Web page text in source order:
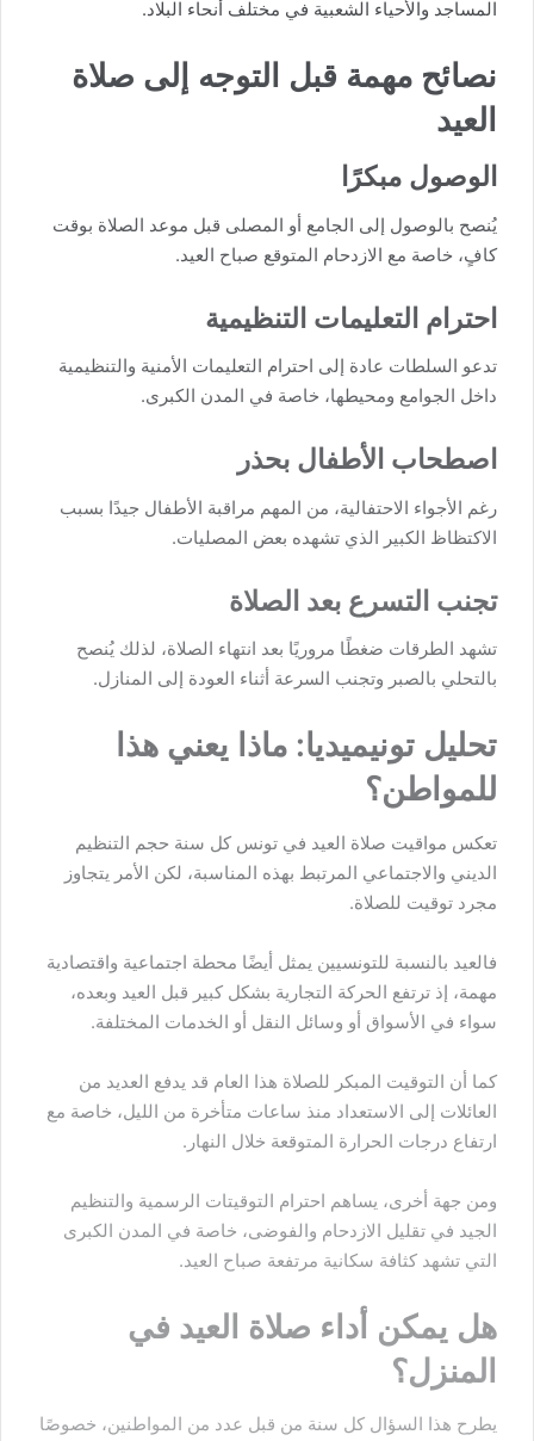
المساجد والأحياء الشعبية في مختلف أنحاء البلاد.
نصائح مهمة قبل التوجه إلى صلاة
العيد
الوصول مبكرًا
يُنصح بالوصول إلى الجامع أو المصلى قبل موعد الصلاة بوقت
كافٍ، خاصة مع الازدحام المتوقع صباح العيد.
احترام التعليمات التنظيمية
تدعو السلطات عادة إلى احترام التعليمات الأمنية والتنظيمية
داخل الجوامع ومحيطها، خاصة في المدن الكبرى.
اصطحاب الأطفال بحذر
رغم الأجواء الاحتفالية، من المهم مراقبة الأطفال جيدًا بسبب
الاكتظاظ الكبير الذي تشهده بعض المصليات.
تجنب التسرع بعد الصلاة
تشهد الطرقات ضغطًا مروريًا بعد انتهاء الصلاة، لذلك يُنصح
بالتحلي بالصبر وتجنب السرعة أثناء العودة إلى المنازل.
تحليل تونيميديا: ماذا يعني هذا
للمواطن؟
تعكس مواقيت صلاة العيد في تونس كل سنة حجم التنظيم
الديني والاجتماعي المرتبط بهذه المناسبة، لكن الأمر يتجاوز
مجرد توقيت للصلاة.
فالعيد بالنسبة للتونسيين يمثل أيضًا محطة اجتماعية واقتصادية
مهمة، إذ ترتفع الحركة التجارية بشكل كبير قبل العيد وبعده،
سواء في الأسواق أو وسائل النقل أو الخدمات المختلفة.
كما أن التوقيت المبكر للصلاة هذا العام قد يدفع العديد من
العائلات إلى الاستعداد منذ ساعات متأخرة من الليل، خاصة مع
ارتفاع درجات الحرارة المتوقعة خلال النهار.
ومن جهة أخرى، يساهم احترام التوقيتات الرسمية والتنظيم
الجيد في تقليل الازدحام والفوضى، خاصة في المدن الكبرى
التي تشهد كثافة سكانية مرتفعة صباح العيد.
هل يمكن أداء صلاة العيد في
المنزل؟
يطرح هذا السؤال كل سنة من قبل عدد من المواطنين، خصوصًا